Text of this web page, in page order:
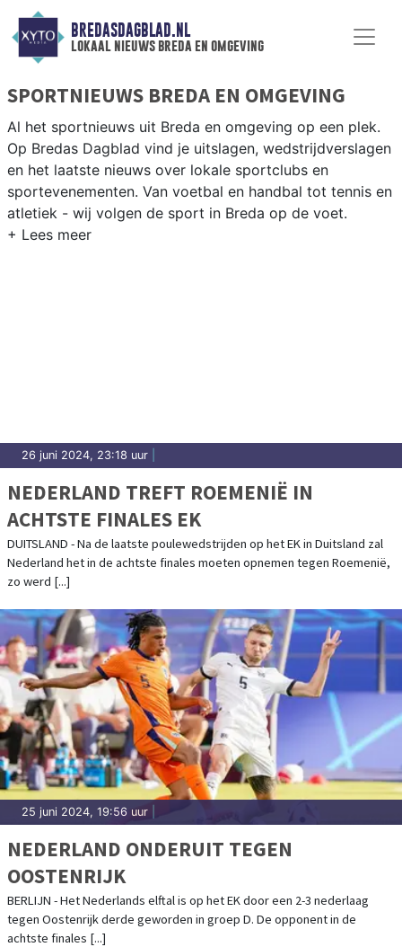
BREDASDAGBLAD.NL
lokaal nieuws breda en omgeving
SPORTNIEUWS BREDA EN OMGEVING
Al het sportnieuws uit Breda en omgeving op een plek.
Op Bredas Dagblad vind je uitslagen, wedstrijdverslagen
en het laatste nieuws over lokale sportclubs en
sportevenementen. Van voetbal en handbal tot tennis en
atletiek - wij volgen de sport in Breda op de voet.
26 juni 2024, 23:18 uur
NEDERLAND TREFT ROEMENIË IN
ACHTSTE FINALES EK
DUITSLAND - Na de laatste poulewedstrijden op het EK in Duitsland zal
Nederland het in de achtste finales moeten opnemen tegen Roemenië,
zo werd [...]
25 juni 2024, 19:56 uur
NEDERLAND ONDERUIT TEGEN
OOSTENRIJK
BERLIJN - Het Nederlands elftal is op het EK door een 2-3 nederlaag
tegen Oostenrijk derde geworden in groep D. De opponent in de
achtste finales [...]